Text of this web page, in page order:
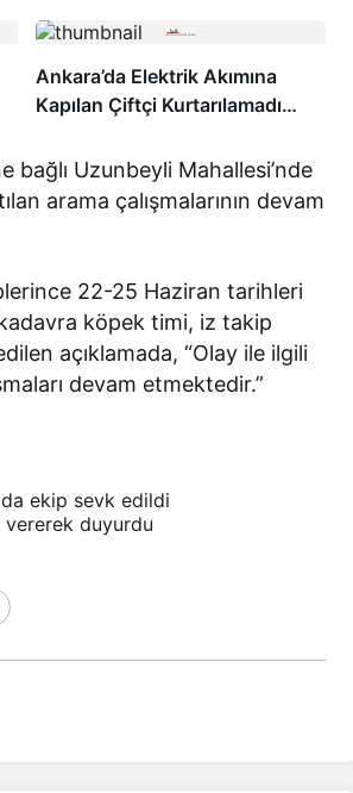
Ankara’da Elektrik Akımına
Kapılan Çiftçi Kurtarılamadı…
bağlı Uzunbeyli Mahallesi’nde
arama çalışmalarının devam
22-25 Haziran tarihleri
kadavra köpek timi, iz takip
açıklamada, “Olay ile ilgili
devam etmektedir.”
ekip sevk edildi
duyurdu